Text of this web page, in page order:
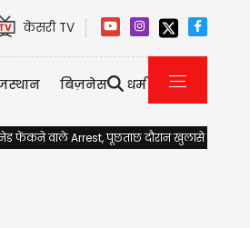
केसरी TV
बिज़नेस धर्म
फेंकने वाले Arrest, पूछताछ दौरान खुलासे होने की